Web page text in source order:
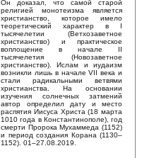
Он доказал, что самой старой
религией монотеизма является
христианство, которое имело
теоретический характер в I
тысячелетии (Ветхозаветное
христианство) и практическое
воплощение в начале II
тысячелетия (Новозаветное
христианство). Ислам и иудаизм
возникли лишь в начале VII века и
стали радикальными ветвями
христианства. На основании
изучения солнечных затмений
автор определил дату и место
распятия Иисуса Христа (18 марта
1010 года в Константинополе), год
смерти Пророка Мухаммеда (1152)
и период создания Корана (1130–
1152). 01–27.08.2019.